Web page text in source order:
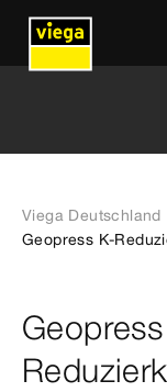
Viega Deutschland
Geopress K-